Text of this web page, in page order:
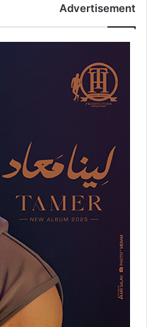
Advertisement